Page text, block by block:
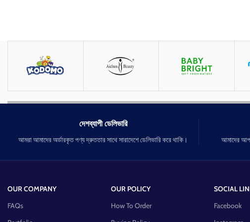
দেশব্যাপী ডেলিভারি
আমরা আমাদের অর্ডারকৃত পণ্য দ্রুততার সাথে সারাদেশে ডেলিভারি করে থাকি। আমাদের
OUR COMPANY
FAQs
OUR POLICY
How To Order
SOCIAL
Facebook